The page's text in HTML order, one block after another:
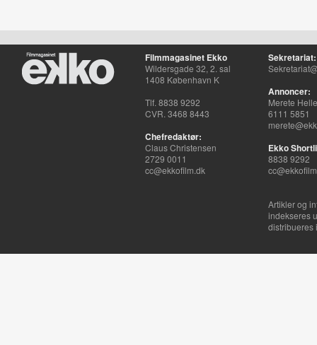
Filmmagasinet Ekko
Wildersgade 32, 2. sal
1408 København K
Tlf. 8838 9292
CVR. 3468 8443
Chefredaktør:
Claus Christensen
2729 0011
cc@ekkofilm.dk
Sekretariat:
Annoncer:
Merete
6111 5851
Ekko
8838 9292
Artikler og
indekseres
distribueres